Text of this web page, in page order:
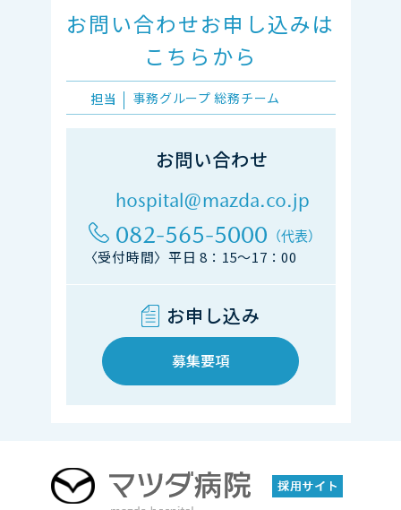
お問い合わせお申し込みは
こちらから
担当 事務グループ総務チーム
お問い合わせ
hospital@mazda.co.jp
082-565-5000 （代表）
〈受付時間〉平日 8：15～17：00
お申し込み
募集要項